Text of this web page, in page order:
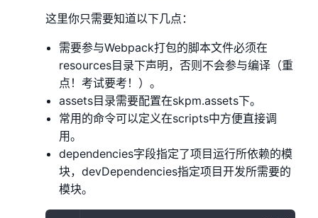
这里你只需要知道以下几点：
需要参与Webpack打包的脚本文件必须在
resources目录下声明，否则不会参与编译（重
点！考试要考！）。
assets目录需要配置在skpm.assets下。
常用的命令可以定义在scripts中方便直接调
用。
dependencies字段指定了项目运行所依赖的模
块，devDependencies指定项目开发所需要的
模块。